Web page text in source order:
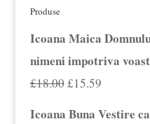
Produse
Icoana Maica
nimeni impotriva
£18.00Prețul
£15.59Prețul
Icoana Buna Vestire